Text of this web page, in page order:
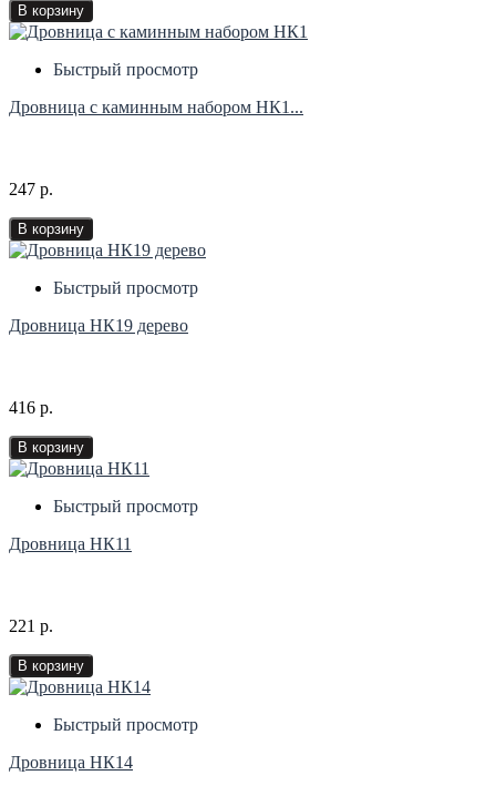
В корзину
Быстрый просмотр
Дровница с каминным набором НК1...
247 р.
В корзину
Быстрый просмотр
Дровница НК19 дерево
416 р.
В корзину
Быстрый просмотр
Дровница НК11
221 р.
В корзину
Быстрый просмотр
Дровница НК14